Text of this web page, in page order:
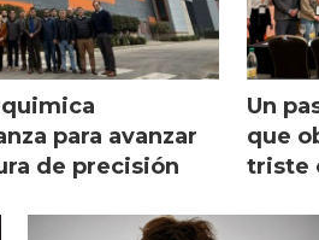
para avanzar
de precisión
Un
que
triste